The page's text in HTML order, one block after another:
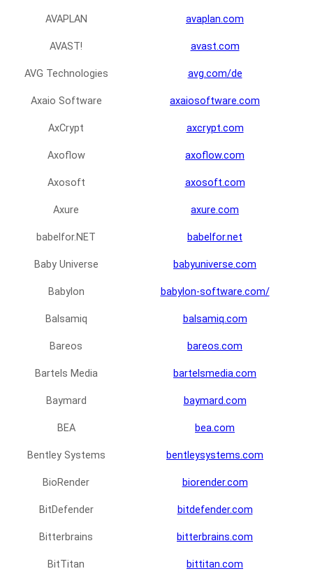
AVAPLAN avaplan.com
AVAST! avast.com
AVG Technologies avg.com/de
Axaio Software axaiosoftware.com
AxCrypt axcrypt.com
Axoflow axoflow.com
Axosoft axosoft.com
Axure axure.com
babelfor.NET babelfor.net
Baby Universe babyuniverse.com
Babylon babylon-software.com/
Balsamiq balsamiq.com
Bareos bareos.com
Bartels Media bartelsmedia.com
Baymard baymard.com
BEA bea.com
Bentley Systems bentleysystems.com
BioRender biorender.com
BitDefender bitdefender.com
Bitterbrains bitterbrains.com
BitTitan bittitan.com